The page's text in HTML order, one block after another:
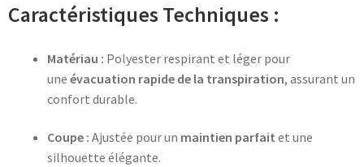
Caractéristiques Techniques :
Matériau : Polyester respirant et léger pour
une évacuation rapide de la transpiration, assurant un
confort durable.
Coupe : Ajustée pour un maintien parfait et une
silhouette élégante.